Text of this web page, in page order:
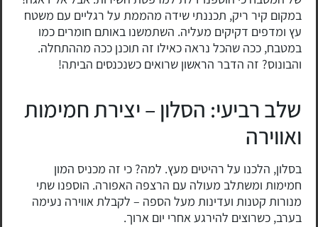
במקום קיר ריק, תכננתי שידה מהממת על רגליים עם משטח
עץ ומדפים דקיקים מעליה. השתמשנו באותם חומרים כמו
במטבח, ככה שהכל נראה כאילו זה תוכנן ככה מההתחלה.
והבונוס? זה הדבר הראשון שרואים כשנכנסים הביתה!
שלב רביעי: הסלון – יצירת חמימות
ואווירה
בסלון, הלכנו על רהיטים מעץ. למה? כי זה מכניס המון
חמימות ומשתלב מעולה עם הרצפה האפורה. הוספנו שתי
מנורות קטנות ועדינות מעל הספה – לקבלת אווירה נעימה
בערב, כשרוצים להירגע אחרי יום ארוך.